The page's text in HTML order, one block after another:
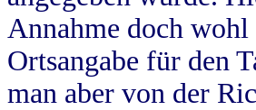
Annahme doch
Ortsangabe für den
man aber von der